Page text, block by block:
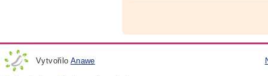
Vytvořilo Anawe